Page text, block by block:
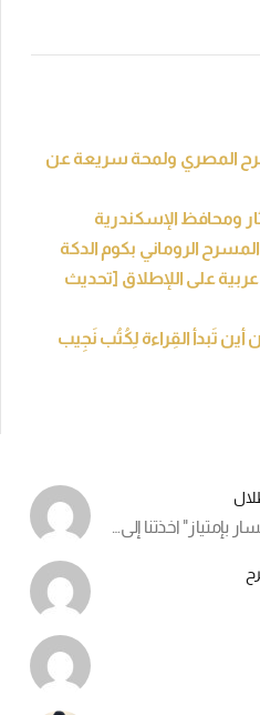
المصري ولمحة سريعة عن
ومحافظ الإسكندرية
الروماني بكوم الدكة
عربية على اللإطلاق [تحديث
تَبدأ القِراءة لِكُتُب نَجِيب
اخذتنا إلى…